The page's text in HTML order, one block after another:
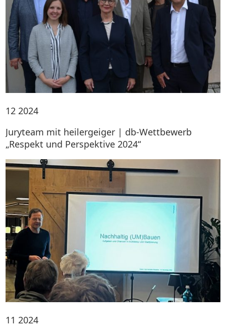
12 2024
Juryteam mit heilergeiger | db-Wettbewerb
„Respekt und Perspektive 2024“
11 2024